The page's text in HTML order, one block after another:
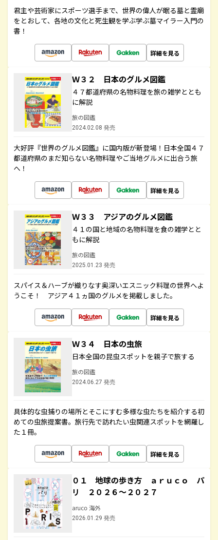
君主や芸術家にスポーツ選手まで、世界の偉人が眠る墓と霊廟
をとおして、各地の文化と死生観を学ぶ学ぶ墓マイラー入門の
書！
詳細を見る
Ｗ３２ 日本のグルメ図鑑
４７都道府県の名物料理を旅の雑学ととも
に解説
旅の図鑑
2024.02.08 発売
大好評『世界のグルメ図鑑』に国内版が新登場！日本全国４７
都道府県のまだ知らない名物料理やご当地グルメに出合う旅
へ！
詳細を見る
Ｗ３３ アジアのグルメ図鑑
４１の国と地域の名物料理を食の雑学とと
もに解説
旅の図鑑
2025.01.23 発売
スパイス＆ハーブが織りなす奥深いエスニック料理の世界へよ
うこそ！ アジア４１ヵ国のグルメを掲載しました。
詳細を見る
Ｗ３４ 日本の虫旅
日本全国の昆虫スポットを親子で旅する
旅の図鑑
2024.06.27 発売
具体的な虫捕りの場所とそこにすむ多様な虫たちを紹介する初
めての虫旅提案書。旅行先で訪れたい虫関連スポットを網羅し
た１冊。
詳細を見る
０１ 地球の歩き方 ａｒｕｃｏ パ
リ ２０２６～２０２７
aruco 海外
2026.01.29 発売